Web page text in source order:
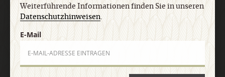
Weiterführende Informationen finden Sie in unseren
Datenschutzhinweisen.
E-Mail